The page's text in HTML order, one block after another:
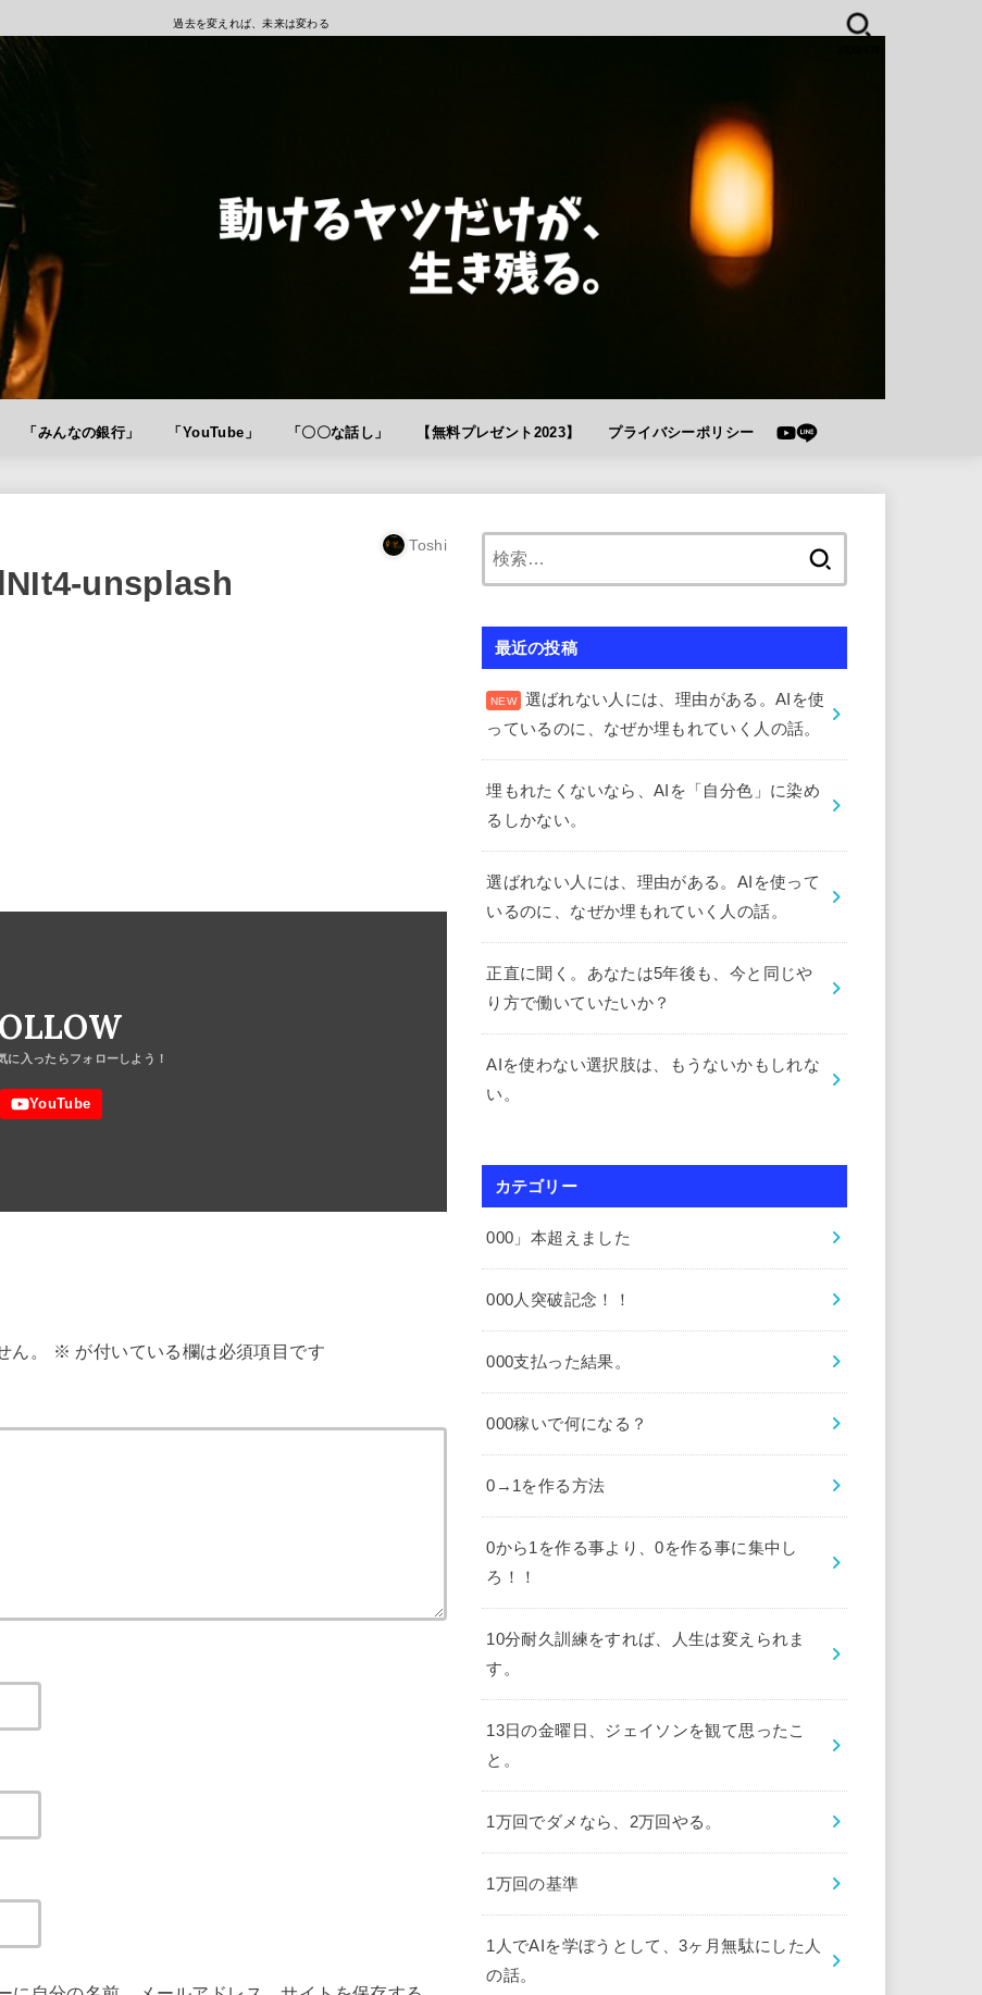
過去を変えれば、未来は変わる
「みんなの銀行」 「YouTube」 「〇〇な話し」 【無料プレゼント2023】 プライバシーポリシー
Toshi
unsplash
ん。 ※ が付いている欄は必須項目です
最近の投稿
選ばれない人には、理由がある。AIを使
っているのに、なぜか埋もれていく人の話。
埋もれたくないなら、AIを「自分色」に染め
るしかない。
選ばれない人には、理由がある。AIを使って
いるのに、なぜか埋もれていく人の話。
正直に聞く。あなたは5年後も、今と同じや
り方で働いていたいか？
AIを使わない選択肢は、もうないかもしれな
い。
カテゴリー
000」本超えました
000人突破記念！！
000支払った結果。
000稼いで何になる？
0→1を作る方法
0から1を作る事より、0を作る事に集中し
ろ！！
10分耐久訓練をすれば、人生は変えられま
す。
13日の金曜日、ジェイソンを観て思ったこ
と。
1万回でダメなら、2万回やる。
1万回の基準
1人でAIを学ぼうとして、3ヶ月無駄にした人
の話。